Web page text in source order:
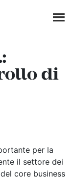
di
per la
il settore dei
core business